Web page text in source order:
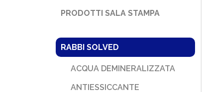
PRODOTTI SALA STAMPA
RABBI SOLVED
ACQUA DEMINERALIZZATA
ANTIESSICCANTE